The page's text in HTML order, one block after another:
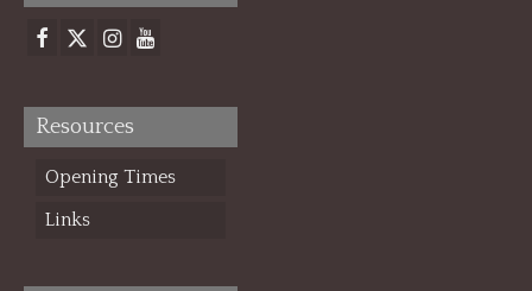
Resources
Opening Times
Links